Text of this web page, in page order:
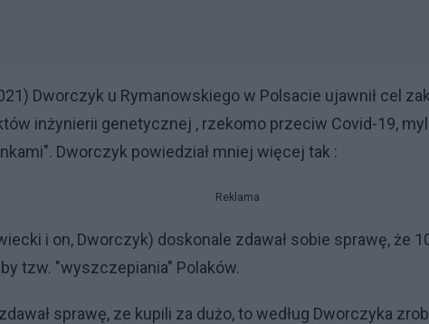
Dworczyk u Rymanowskiego w Polsacie ujawnił cel
inżynierii genetycznej , rzekomo przeciw Covid-19,
Dworczyk powiedział mniej więcej tak :
Reklama
i on, Dworczyk) doskonale zdawał sobie sprawę, że
tzw. "wyszczepiania" Polaków.
sprawę, ze kupili za dużo, to według Dworczyka